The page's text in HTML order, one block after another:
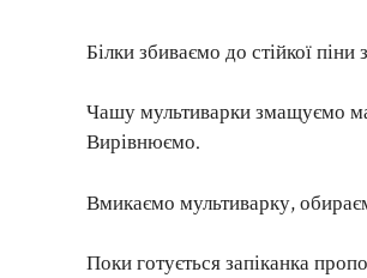
Білки збиваємо до стійкої
Чашу мультиварки змащуємо
Вирівнюємо.
Вмикаємо мультиварку,
Поки готується запіканка